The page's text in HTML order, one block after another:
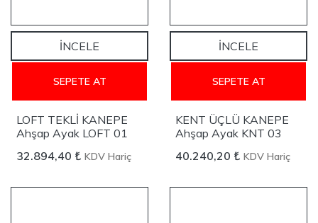
İNCELE
SEPETE AT
LOFT TEKLİ KANEPE
Ahşap Ayak LOFT 01
32.894,40 ₺ KDV Hariç
İNCELE
SEPETE AT
KENT ÜÇLÜ KANEPE
Ahşap Ayak KNT 03
40.240,20 ₺ KDV Hariç